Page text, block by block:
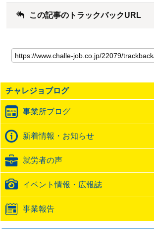
この記事のトラックバックURL
の
記
の
ト
ッ
ク
バ
ッ
ク
URL
チャレジョブログ
事業所ブログ
新着情報・お知らせ
就労者の声
イベント情報・広報誌
事業報告